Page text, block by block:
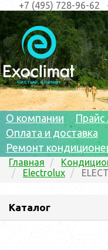
+7 (495) 728-96-62
О компании
Оплата и доставка
Ремонт
Главная
Electrolux
Каталог